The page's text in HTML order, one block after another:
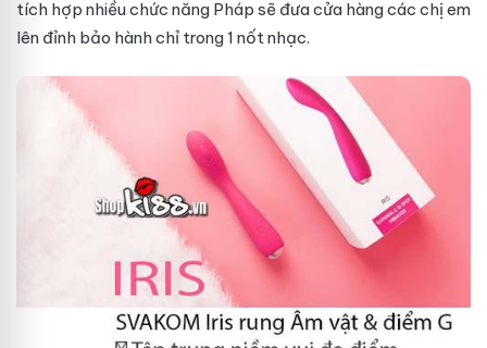
tích hợp nhiều chức năng Pháp sẽ đưacửa hàngcác chị em
lên đỉnh bảo hànhchỉ trong 1 nốt nhạc.